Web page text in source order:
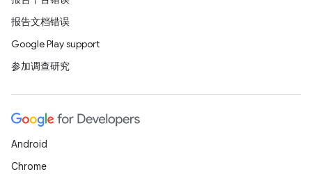
报告文档错误
Google Play support
参加调查研究
Android
Chrome